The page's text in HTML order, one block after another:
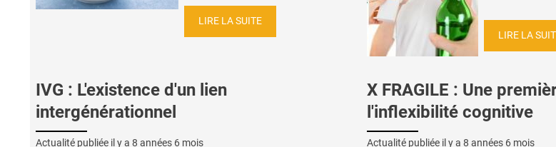
LIRE LA SUITE
LIRE LA
IVG : L'existence d'un lien
intergénérationnel
Actualité publiée il y a 8 années 6 mois
X FRAGILE : Une
l'inflexibilité cognitive
Actualité publiée il y a 8 années 6 mois